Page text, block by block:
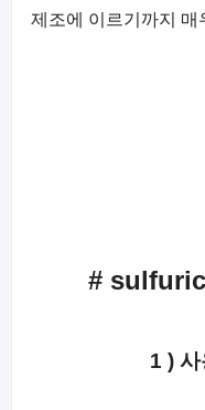
제조에 이르기까지 매
#
1 )